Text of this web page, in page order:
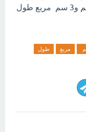
أيّهما أكبر مساحة: مستطيل أبعاده 9 سم و3 سم مربع طول
مربع
طول